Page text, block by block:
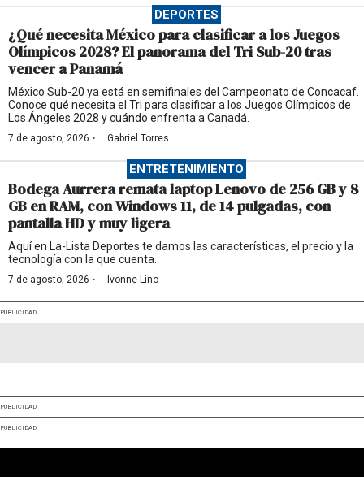
DEPORTES
¿Qué necesita México para clasificar a los Juegos
Olímpicos 2028? El panorama del Tri Sub-20 tras
vencer a Panamá
México Sub-20 ya está en semifinales del Campeonato de Concacaf.
Conoce qué necesita el Tri para clasificar a los Juegos Olímpicos de
Los Ángeles 2028 y cuándo enfrenta a Canadá.
7 de agosto, 2026 · Gabriel Torres
ENTRETENIMIENTO
Bodega Aurrera remata laptop Lenovo de 256 GB y 8
GB en RAM, con Windows 11, de 14 pulgadas, con
pantalla HD y muy ligera
Aquí en La-Lista Deportes te damos las características, el precio y la
tecnología con la que cuenta.
7 de agosto, 2026 · Ivonne Lino
PUBLICIDAD
PUBLICIDAD
PUBLICIDAD